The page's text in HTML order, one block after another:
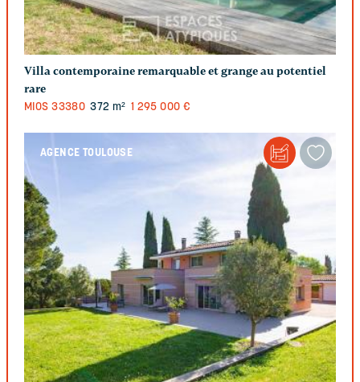
Villa contemporaine remarquable et grange au potentiel
rare
MIOS 33380 372 m² 1 295 000 €
AGENCE TOULOUSE